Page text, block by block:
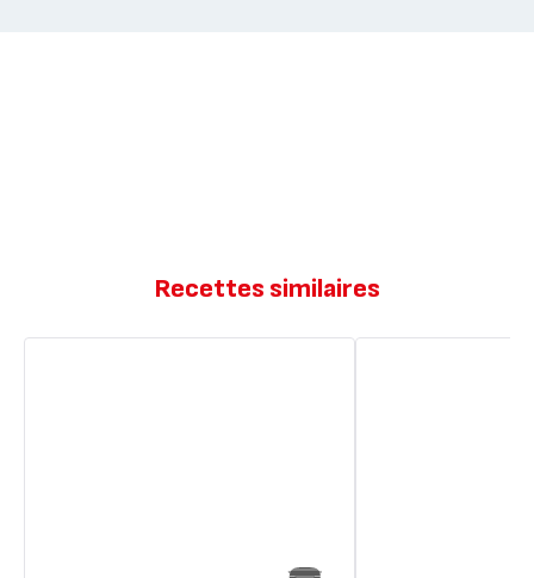
Recettes similaires